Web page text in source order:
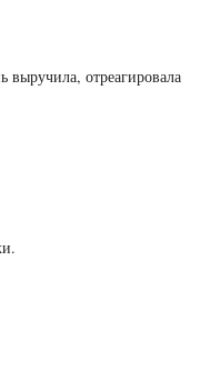
отреагировала